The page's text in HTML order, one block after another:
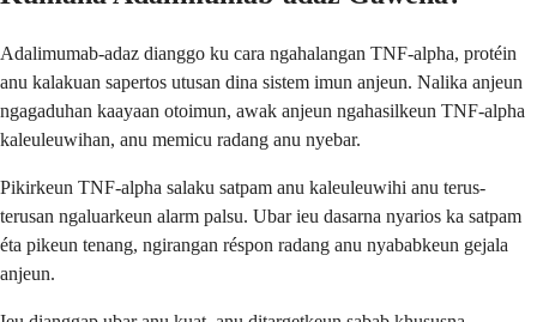
Adalimumab-adaz dianggo ku cara ngahalangan TNF-alpha, protéin
anu kalakuan sapertos utusan dina sistem imun anjeun. Nalika anjeun
ngagaduhan kaayaan otoimun, awak anjeun ngahasilkeun TNF-alpha
kaleuleuwihan, anu memicu radang anu nyebar.
Pikirkeun TNF-alpha salaku satpam anu kaleuleuwihi anu terus-
terusan ngaluarkeun alarm palsu. Ubar ieu dasarna nyarios ka satpam
éta pikeun tenang, ngirangan réspon radang anu nyababkeun gejala
anjeun.